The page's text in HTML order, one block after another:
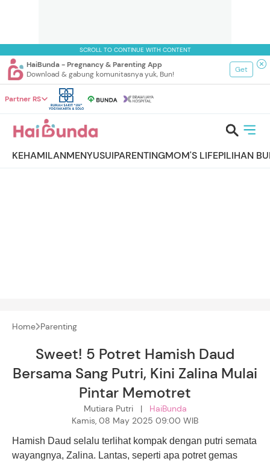
SCROLL TO CONTINUE WITH CONTENT
HaiBunda - Pregnancy & Parenting App
Download & gabung komunitasnya yuk, Bun!
Get
Partner RS
KEHAMILANMENYUSUIPARENTINGMOM'S LIFEPILIHAN
Home Parenting
Sweet! 5 Potret Hamish Daud
Bersama Sang Putri, Kini Zalina Mulai
Pintar Memotret
Mutiara Putri | HaiBunda
Kamis, 08 May 2025 09:00 WIB
Hamish Daud selalu terlihat kompak dengan putri semata
wayangnya, Zalina. Lantas, seperti apa potret gemas